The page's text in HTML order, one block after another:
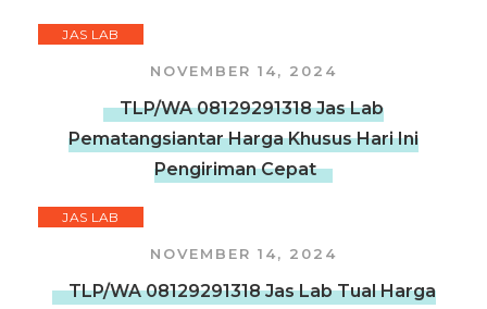
JAS LAB
NOVEMBER 14, 2024
TLP/WA 08129291318 Jas Lab
Pematangsiantar Harga Khusus Hari Ini
Pengiriman Cepat
JAS LAB
NOVEMBER 14, 2024
TLP/WA 08129291318 Jas Lab Tual Harga